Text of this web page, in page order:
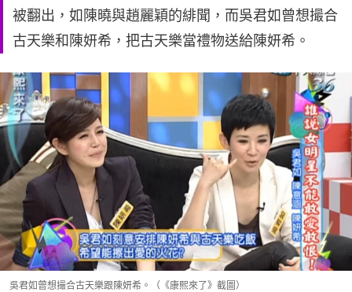
被翻出，如陳曉與趙麗穎的緋聞，而吳君如曾想撮合
古天樂和陳妍希，把古天樂當禮物送給陳妍希。
吳君如曾想撮合古天樂跟陳妍希。（《康熙來了》截圖）